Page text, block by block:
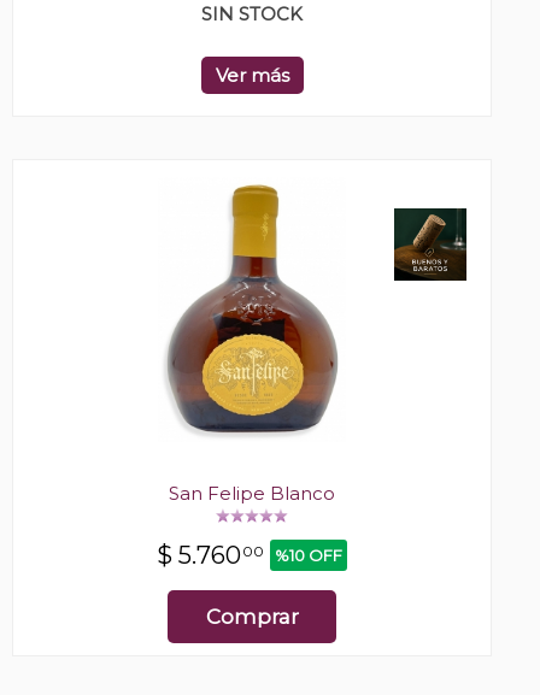
SIN STOCK
Ver más
San Felipe Blanco
$ 5.76000 %10 OFF
Comprar